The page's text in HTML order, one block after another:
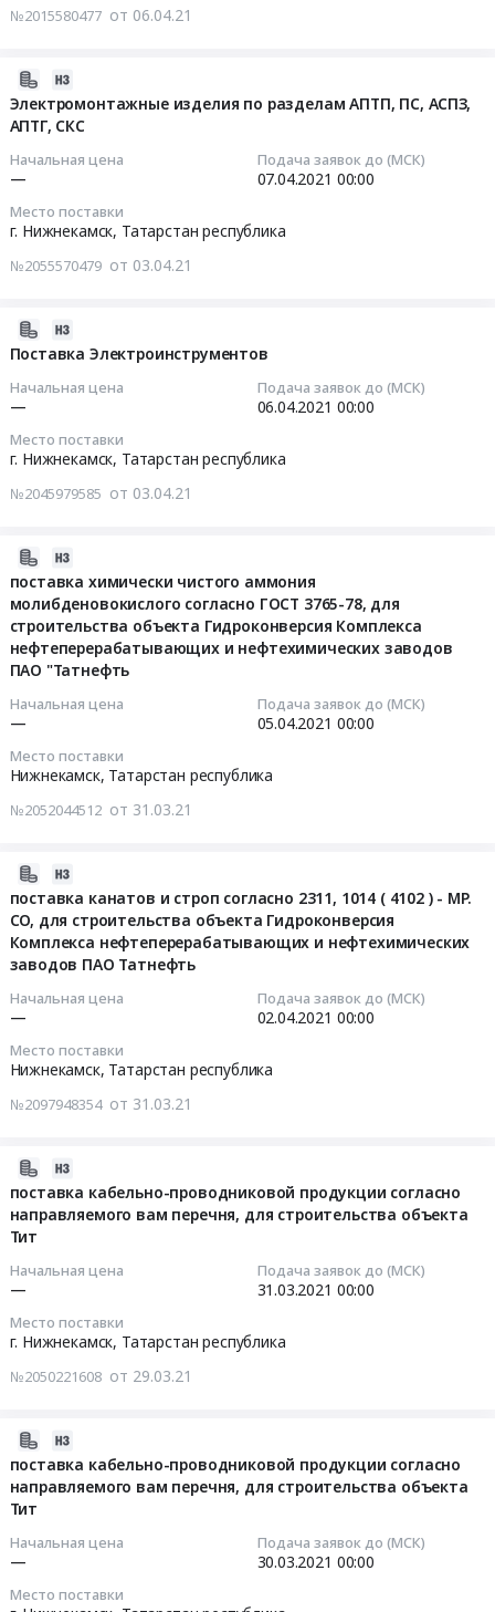
30.38.41
50
№2015580477 от 06.04.21
Электромонтажные изделия по разделам АПТП, ПС, АСПЗ,
АПТГ, СКС
Начальная цена
—
Подача заявок до (МСК)
07.04.2021 00:00
Место поставки
г. Нижнекамск, Татарстан республика
№2055570479 от 03.04.21
Поставка Электроинструментов
Начальная цена
—
Подача заявок до (МСК)
06.04.2021 00:00
Место поставки
г. Нижнекамск, Татарстан республика
№2045979585 от 03.04.21
поставка химически чистого аммония
молибденовокислого согласно ГОСТ 3765-78, для
строительства объекта Гидроконверсия Комплекса
нефтеперерабатывающих и нефтехимических заводов
ПАО "Татнефть
Начальная цена
—
Подача заявок до (МСК)
05.04.2021 00:00
Место поставки
Нижнекамск, Татарстан республика
№2052044512 от 31.03.21
поставка канатов и строп согласно 2311, 1014 ( 4102 ) - МР.
СО, для строительства объекта Гидроконверсия
Комплекса нефтеперерабатывающих и нефтехимических
заводов ПАО Татнефть
Начальная цена
—
Подача заявок до (МСК)
02.04.2021 00:00
Место поставки
Нижнекамск, Татарстан республика
№2097948354 от 31.03.21
поставка кабельно-проводниковой продукции согласно
направляемого вам перечня, для строительства объекта
Тит
Начальная цена
—
Подача заявок до (МСК)
31.03.2021 00:00
Место поставки
г. Нижнекамск, Татарстан республика
№2050221608 от 29.03.21
поставка кабельно-проводниковой продукции согласно
направляемого вам перечня, для строительства объекта
Тит
Начальная цена
—
Подача заявок до (МСК)
30.03.2021 00:00
Место поставки